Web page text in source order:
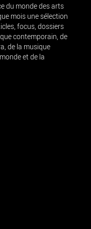
du monde des arts
mois une sélection
focus, dossiers
contemporain, de
de la musique
et de la